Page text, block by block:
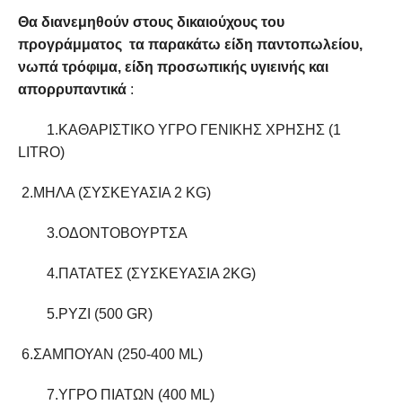
Θα διανεμηθούν στους δικαιούχους του
προγράμματος τα παρακάτω είδη παντοπωλείου,
νωπά τρόφιμα, είδη προσωπικής υγιεινής και
απορρυπαντικά :
1.ΚΑΘΑΡΙΣΤΙΚΟ ΥΓΡΟ ΓΕΝΙΚΗΣ ΧΡΗΣΗΣ (1
LITRO)
2.ΜΗΛΑ (ΣΥΣΚΕΥΑΣΙΑ 2 KG)
3.ΟΔΟΝΤΟΒΟΥΡΤΣΑ
4.ΠΑΤΑΤΕΣ (ΣΥΣΚΕΥΑΣΙΑ 2KG)
5.ΡΥΖΙ (500 GR)
6.ΣΑΜΠΟΥΑΝ (250-400 ML)
7.ΥΓΡΟ ΠΙΑΤΩΝ (400 ML)